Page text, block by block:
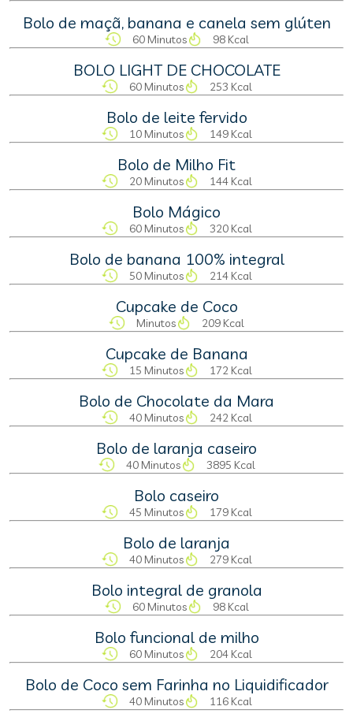
Bolo de maçã, banana e canela sem glúten
60 Minutos 98 Kcal
BOLO LIGHT DE CHOCOLATE
60 Minutos 253 Kcal
Bolo de leite fervido
10 Minutos 149 Kcal
Bolo de Milho Fit
20 Minutos 144 Kcal
Bolo Mágico
60 Minutos 320 Kcal
Bolo de banana 100% integral
50 Minutos 214 Kcal
Cupcake de Coco
Minutos 209 Kcal
Cupcake de Banana
15 Minutos 172 Kcal
Bolo de Chocolate da Mara
40 Minutos 242 Kcal
Bolo de laranja caseiro
40 Minutos 3895 Kcal
Bolo caseiro
45 Minutos 179 Kcal
Bolo de laranja
40 Minutos 279 Kcal
Bolo integral de granola
60 Minutos 98 Kcal
Bolo funcional de milho
60 Minutos 204 Kcal
Bolo de Coco sem Farinha no Liquidificador
40 Minutos 116 Kcal